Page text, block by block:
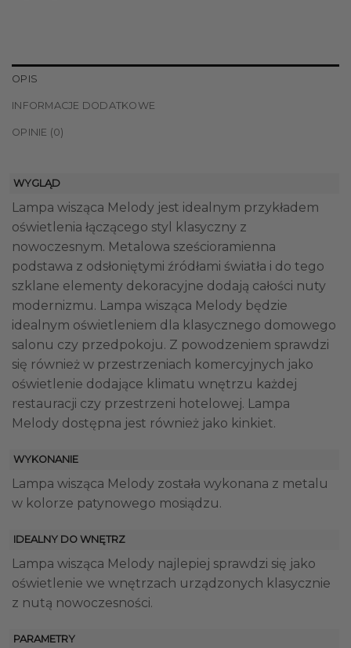
OPIS
INFORMACJE DODATKOWE
OPINIE (0)
WYGLĄD
Lampa wisząca Melody jest idealnym przykładem
oświetlenia łączącego styl klasyczny z
nowoczesnym. Metalowa sześcioramienna
podstawa z odsłoniętymi źródłami światła i do tego
szklane elementy dekoracyjne dodają całości nuty
modernizmu. Lampa wisząca Melody będzie
idealnym oświetleniem dla klasycznego domowego
salonu czy przedpokoju. Z powodzeniem sprawdzi
się również w przestrzeniach komercyjnych jako
oświetlenie dodające klimatu wnętrzu każdej
restauracji czy przestrzeni hotelowej. Lampa
Melody dostępna jest również jako kinkiet.
WYKONANIE
Lampa wisząca Melody została wykonana z metalu
w kolorze patynowego mosiądzu.
IDEALNY DO WNĘTRZ
Lampa wisząca Melody najlepiej sprawdzi się jako
oświetlenie we wnętrzach urządzonych klasycznie
z nutą nowoczesności.
PARAMETRY